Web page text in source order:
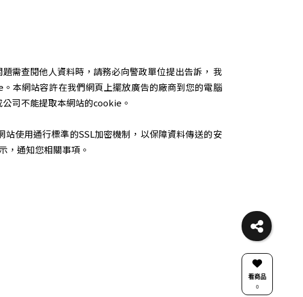
需查閱他人資料時，請務必向警政單位提出告訴， 我
本網站容許在我們網頁上擺放廣告的廠商到您的電腦
司不能提取本網站的cookie。
使用通行標準的SSL加密機制，以保障資料傳送的安
，通知您相關事項。
看商品
0